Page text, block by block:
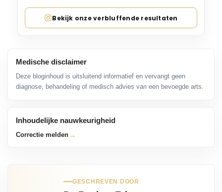
Bekijk onze verbluffende resultaten
Medische disclaimer
Deze bloginhoud is uitsluitend informatief en vervangt geen
diagnose, behandeling of medisch advies van een bevoegde arts.
Inhoudelijke nauwkeurigheid
Correctie melden →
GESCHREVEN DOOR